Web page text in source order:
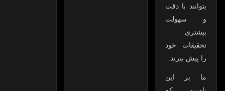
بتوانند با دقت
و سهولت
بیشتری
تحقیقات خود
را پیش ببرند.
ما بر این